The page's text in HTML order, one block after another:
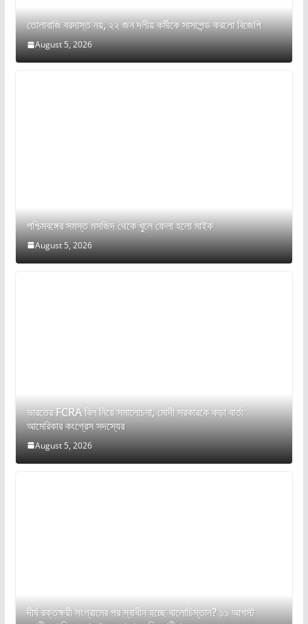
তোলাবাজি বরদাস্ত নয়, ২২ জন দলীয় কর্মীকে সাসপেন্ড করলো বিজেপি
August 5, 2026
পশ্চিমবঙ্গের সমস্ত মসজিদ থেকে খুলে ফেলা হলো মাইক
August 5, 2026
ভারতের FCRA বিল নিয়ে সমালোচনা, মোদী সরকারকে কড়া বার্তা
আমেরিকার কংগ্রেস সদস্যের
August 5, 2026
দীর্ঘ রক্তক্ষয়ী সংগ্রামের পর স্বাধীন হচ্ছে বালোচিস্তান? ১১ আগস্ট